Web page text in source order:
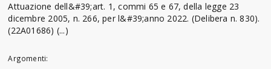
Attuazione dell&#39;art. 1, commi 65 e 67, della legge 23
dicembre 2005, n. 266, per l&#39;anno 2022. (Delibera n. 830).
(22A01686) (...)
Argomenti: